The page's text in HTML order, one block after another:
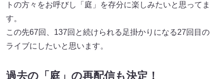
トの方々をお呼びし「庭」を存分に楽しみたいと思ってま
す。
この先67回、137回と続けられる足掛かりになる27回目の
ライブにしたいと思います。
過去の「庭」の再配信も決定！